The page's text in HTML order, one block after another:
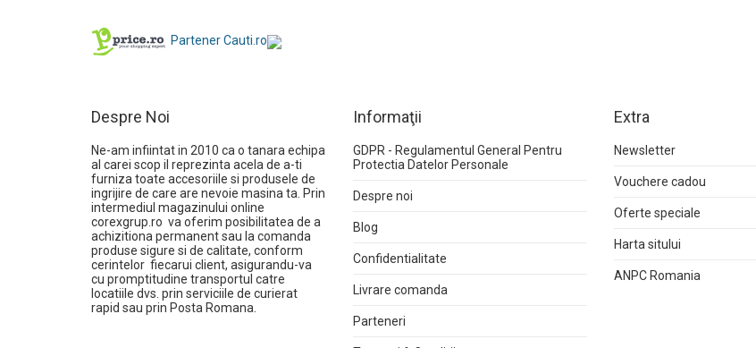
Partener Cauti.ro
Despre Noi
Ne-am infiintat in 2010 ca o tanara echipa
al carei scop il reprezinta acela de a-ti
furniza toate accesoriile si produsele de
ingrijire de care are nevoie masina ta. Prin
intermediul magazinului online
corexgrup.ro va oferim posibilitatea de a
achizitiona permanent sau la comanda
produse sigure si de calitate, conform
cerintelor fiecarui client, asigurandu-va
cu promptitudine transportul catre
locatiile dvs. prin serviciile de curierat
rapid sau prin Posta Romana.
Informaţii
GDPR - Regulamentul General Pentru
Protectia Datelor Personale
Despre noi
Blog
Confidentialitate
Livrare comanda
Parteneri
Extra
Newsletter
Vouchere cadou
Oferte speciale
Harta sitului
ANPC Romania